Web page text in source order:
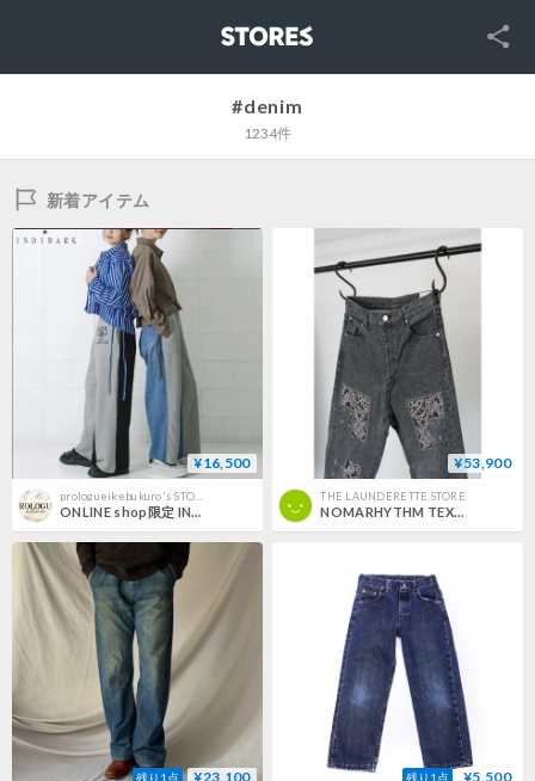
SNS
#denim
1234件
新着アイテム
¥16,500
ONLINE shop限定 INDKNIT デニムドッキング スウェットパンツ ブルー/ブラック WK032
¥53,900
THE LAUNDERETTE STORE
NOMARHYTHM TEXTILE "Bandana Embroidery Denim Pants"
残り1点 ¥23,100 残り1点 ¥5,500